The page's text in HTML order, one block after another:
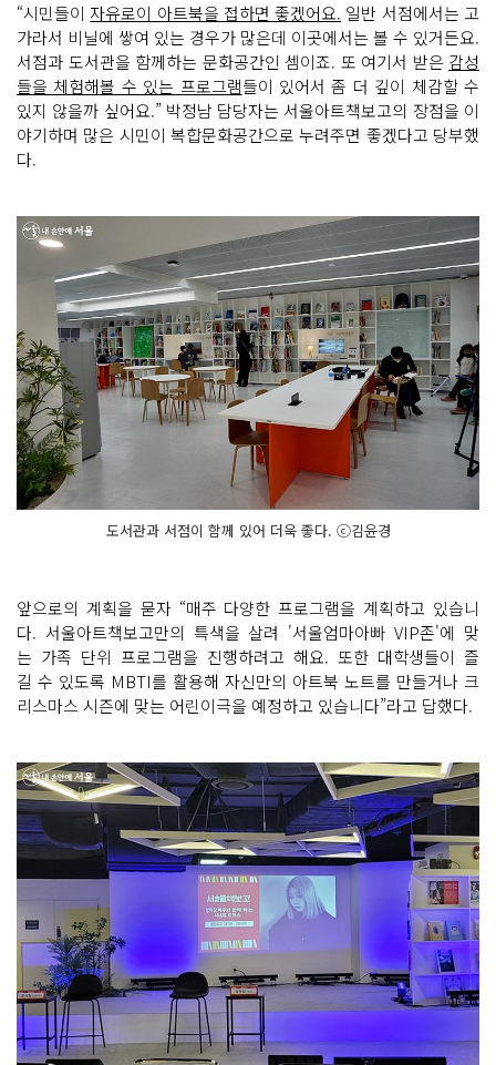
“시민들이자유로이 아트북을 접하면 좋겠어요. 일반 서점에서는 고
가라서 비닐에 쌓여 있는 경우가 많은데 이곳에서는 볼 수 있거든요.
서점과 도서관을 함께하는 문화공간인 셈이죠. 또 여기서 받은 감성
들을 체험해볼 수 있는 프로그램들이 있어서 좀 더 깊이 체감할 수
있지 않을까 싶어요.” 박정남 담당자는 서울아트책보고의 장점을 이
야기하며 많은 시민이 복합문화공간으로 누려주면 좋겠다고 당부했
다.
도서관과 서점이 함께 있어 더욱 좋다. ⓒ김윤경
앞으로의 계획을 묻자 “매주 다양한 프로그램을 계획하고 있습니
다. 서울아트책보고만의 특색을 살려 '서울엄마아빠 VIP존'에 맞
는 가족 단위 프로그램을 진행하려고 해요. 또한 대학생들이 즐
길 수 있도록 MBTI를 활용해 자신만의 아트북 노트를 만들거나 크
리스마스 시즌에 맞는 어린이극을 예정하고 있습니다”라고 답했다.